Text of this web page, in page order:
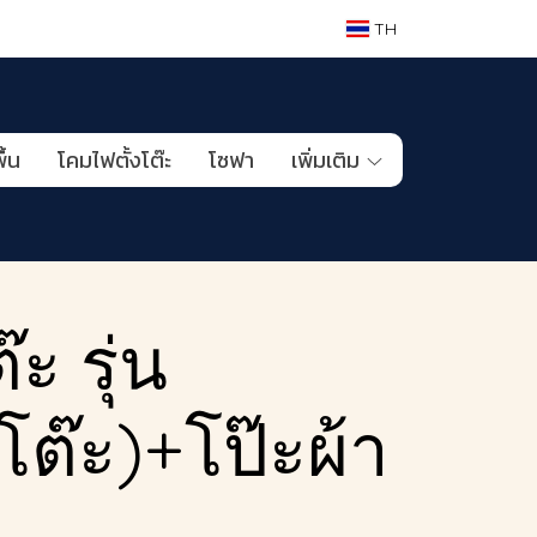
TH
น โคมไฟตั้งโต๊ะ โซฟา เพิ่มเติม
รุ่น
ต๊ะ)+โป๊ะผ้า